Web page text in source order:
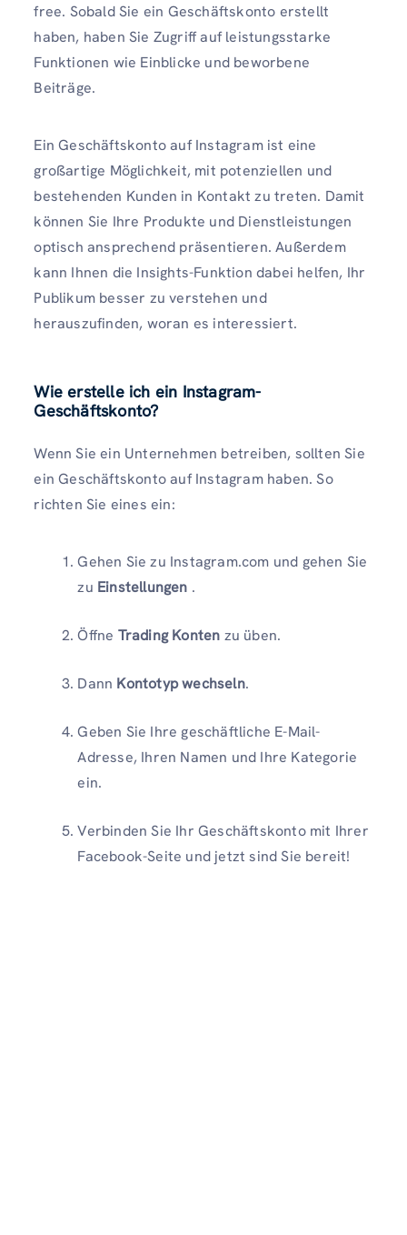
free. Sobald Sie ein Geschäftskonto erstellt
haben, haben Sie Zugriff auf leistungsstarke
Funktionen wie Einblicke und beworbene
Beiträge.
Ein Geschäftskonto auf Instagram ist eine
großartige Möglichkeit, mit potenziellen und
bestehenden Kunden in Kontakt zu treten. Damit
können Sie Ihre Produkte und Dienstleistungen
optisch ansprechend präsentieren. Außerdem
kann Ihnen die Insights-Funktion dabei helfen, Ihr
Publikum besser zu verstehen und
herauszufinden, woran es interessiert.
Wie erstelle ich ein Instagram-
Geschäftskonto?
Wenn Sie ein Unternehmen betreiben, sollten Sie
ein Geschäftskonto auf Instagram haben. So
richten Sie eines ein:
Gehen Sie zu Instagram.com und gehen Sie
zu Einstellungen .
Öffne Trading Konten zu üben.
Dann Kontotyp wechseln.
Geben Sie Ihre geschäftliche E-Mail-
Adresse, Ihren Namen und Ihre Kategorie
ein.
Verbinden Sie Ihr Geschäftskonto mit Ihrer
Facebook-Seite und jetzt sind Sie bereit!